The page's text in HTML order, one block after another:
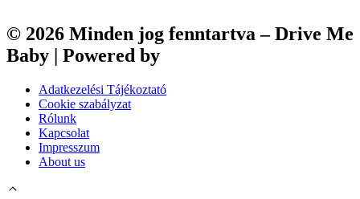
© 2026 Minden jog fenntartva – Drive Me
Baby | Powered by
Adatkezelési Tájékoztató
Cookie szabályzat
Rólunk
Kapcsolat
Impresszum
About us